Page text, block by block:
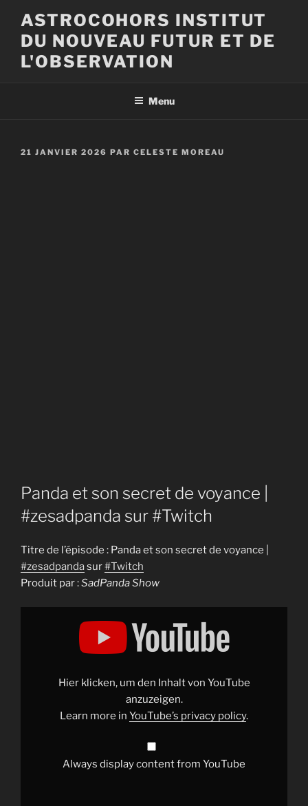
contenu
principal
ASTROCOHORS INSTITUT
DU NOUVEAU FUTUR ET DE
L'OBSERVATION
Menu
PUBLIÉ
21 JANVIER 2026 PAR CELESTE MOREAU
Panda et son secret de voyance |
#zesadpanda sur #Twitch
Titre de l’épisode : Panda et son secret de voyance |
#zesadpandasur#Twitch
Produit par :SadPanda Show
Display
#zesadpandaHier klicken, um den Inhalt von YouTube
anzuzeigen.
Learn more in YouTube’s privacy policy.
Always display content from YouTube